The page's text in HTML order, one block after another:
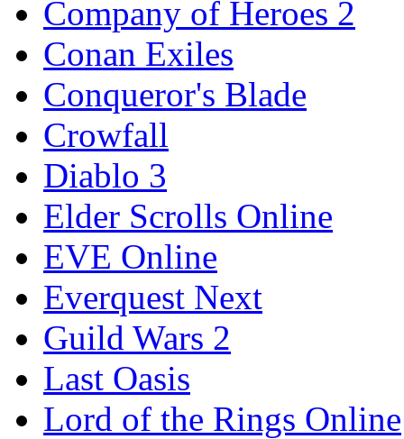
Company of Heroes 2
Conan Exiles
Conqueror's Blade
Crowfall
Diablo 3
Elder Scrolls Online
EVE Online
Everquest Next
Guild Wars 2
Last Oasis
Lord of the Rings Online